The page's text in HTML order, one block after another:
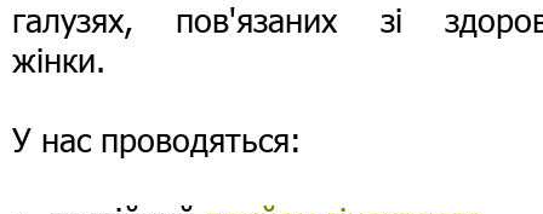
галузях, пов'язаних зі
жінки.
У нас проводяться: